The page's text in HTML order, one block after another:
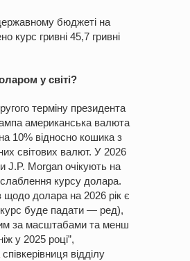
бюджеті на
курс гривні 45,7 гривні
у світі?
терміну президента
американська валюта
10% відносно кошика з
світових валют. У 2026
J.P. Morgan очікують на
курсу долара.
щодо долара на 2026 рік є
буде падати — ред),
за масштабами та менш
у 2025 році”,
співкерівниця відділу